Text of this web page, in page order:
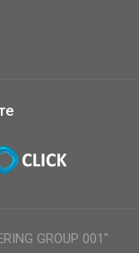
GROUP 001"